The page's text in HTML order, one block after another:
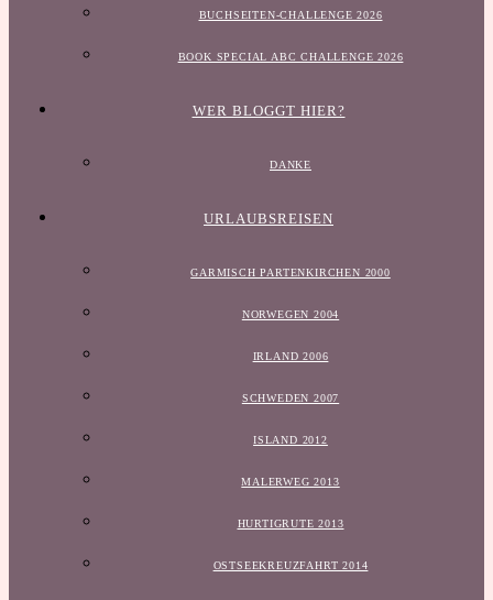
BUCHSEITEN-CHALLENGE 2026
BOOK SPECIAL ABC CHALLENGE 2026
WER BLOGGT HIER?
DANKE
URLAUBSREISEN
GARMISCH PARTENKIRCHEN 2000
NORWEGEN 2004
IRLAND 2006
SCHWEDEN 2007
ISLAND 2012
MALERWEG 2013
HURTIGRUTE 2013
OSTSEEKREUZFAHRT 2014